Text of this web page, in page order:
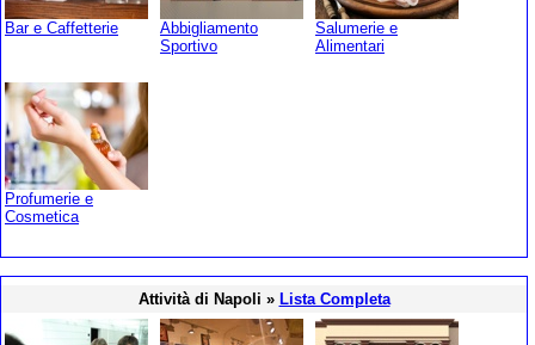
Bar e Caffetterie
Abbigliamento
Sportivo
Salumerie e
Alimentari
Profumerie e
Cosmetica
Attività di Napoli » Lista Completa